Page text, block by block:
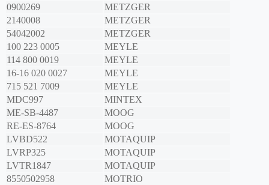
0900269
METZGER
2140008
METZGER
54042002
METZGER
100 223 0005
MEYLE
114 800 0019
MEYLE
16-16 020 0027
MEYLE
715 521 7009
MEYLE
MDC997
MINTEX
ME-SB-4487
MOOG
RE-ES-8764
MOOG
LVBD522
MOTAQUIP
LVRP325
MOTAQUIP
LVTR1847
MOTAQUIP
8550502958
MOTRIO